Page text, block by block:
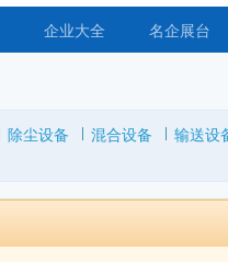
企业大全 名企展台
除尘设备 混合设备
输送设